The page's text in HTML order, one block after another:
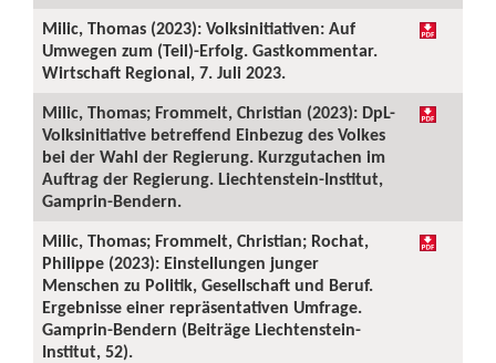
Milic, Thomas (2023): Volksinitiativen: Auf
Umwegen zum (Teil)-Erfolg. Gastkommentar.
Wirtschaft Regional, 7. Juli 2023.
Milic, Thomas; Frommelt, Christian (2023): DpL-
Volksinitiative betreffend Einbezug des Volkes
bei der Wahl der Regierung. Kurzgutachen im
Auftrag der Regierung. Liechtenstein-Institut,
Gamprin-Bendern.
Milic, Thomas; Frommelt, Christian; Rochat,
Philippe (2023): Einstellungen junger
Menschen zu Politik, Gesellschaft und Beruf.
Ergebnisse einer repräsentativen Umfrage.
Gamprin-Bendern (Beiträge Liechtenstein-
Institut, 52).